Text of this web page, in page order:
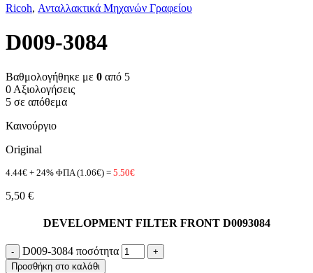
Ricoh, Ανταλλακτικά Μηχανών Γραφείου
D009-3084
Βαθμολογήθηκε με 0 από 5
0 Αξιολογήσεις
5 σε απόθεμα
Καινούργιο
Original
4.44€ + 24% ΦΠΑ (1.06€) = 5.50€
5,50 €
DEVELOPMENT FILTER FRONT D0093084
D009-3084 ποσότητα
Προσθήκη στο καλάθι